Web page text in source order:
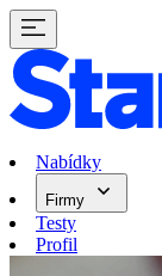
Nabídky
Firmy
Testy
Profil